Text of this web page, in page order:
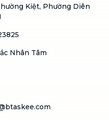
Kiệt, Phường Diên
Nhân Tâm